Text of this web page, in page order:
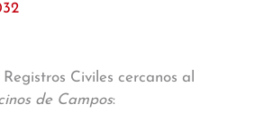
Civiles cercanos al
de Campos: